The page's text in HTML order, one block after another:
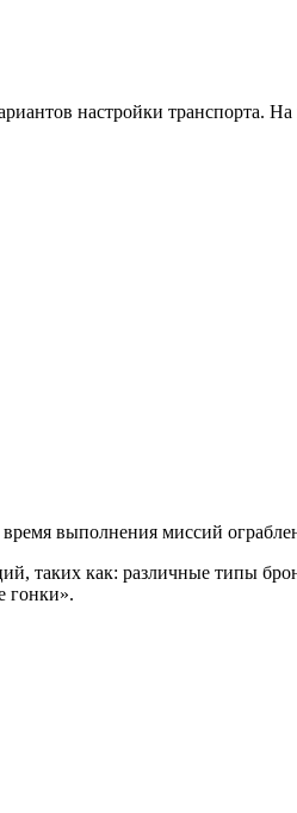
настройки транспорта.
выполнения миссий
таких как: различные типы
гонки».